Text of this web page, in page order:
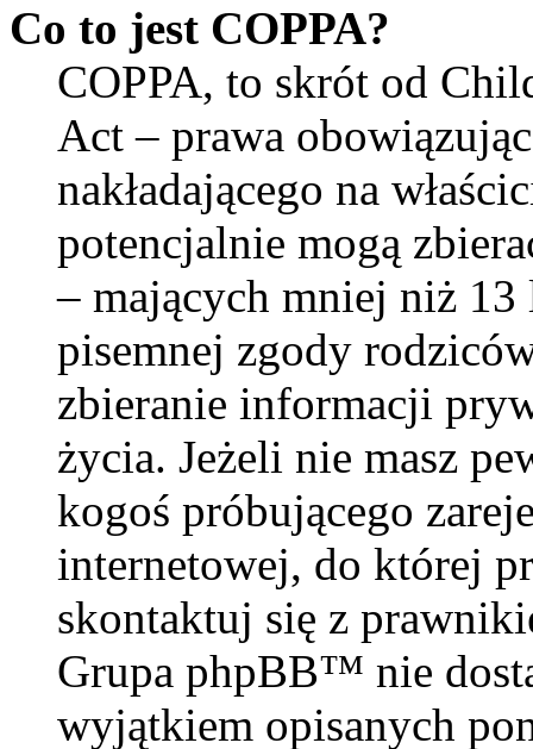
Co to jest COPPA?
COPPA, to skrót od
Act – prawa
nakładającego na
potencjalnie mogą
– mających mniej niż 13
pisemnej zgody
zbieranie informacji
życia. Jeżeli nie masz
kogoś próbującego
internetowej, do której
skontaktuj się z
Grupa phpBB™ nie
wyjątkiem opisanych